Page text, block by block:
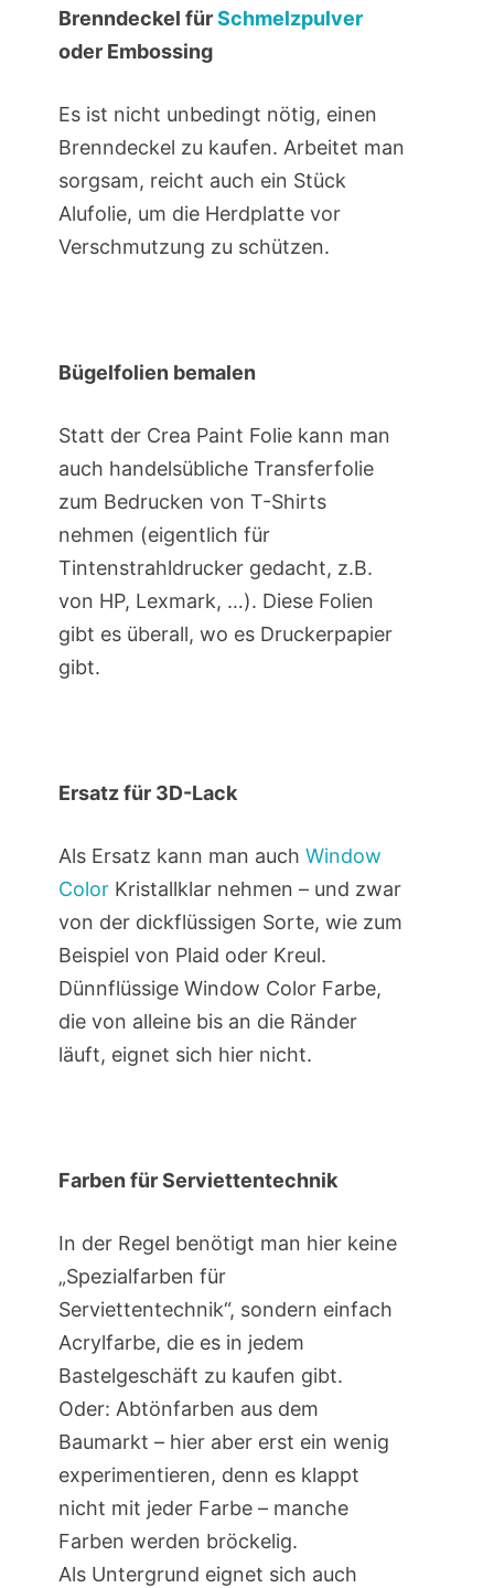
Brenndeckel fürSchmelzpulver
oder Embossing
Es ist nicht unbedingt nötig, einen
Brenndeckel zu kaufen. Arbeitet man
sorgsam, reicht auch ein Stück
Alufolie, um die Herdplatte vor
Verschmutzung zu schützen.
Bügelfolien bemalen
Statt der Crea Paint Folie kann man
auch handelsübliche Transferfolie
zum Bedrucken von T-Shirts
nehmen (eigentlich für
Tintenstrahldrucker gedacht, z.B.
von HP, Lexmark, …). Diese Folien
gibt es überall, wo es Druckerpapier
gibt.
Ersatz für 3D-Lack
Als Ersatz kann man auch Window
ColorKristallklar nehmen – und zwar
von der dickflüssigen Sorte, wie zum
Beispiel von Plaid oder Kreul.
Dünnflüssige Window Color Farbe,
die von alleine bis an die Ränder
läuft, eignet sich hier nicht.
Farben für Serviettentechnik
In der Regel benötigt man hier keine
„Spezialfarben für
Serviettentechnik“, sondern einfach
Acrylfarbe, die es in jedem
Bastelgeschäft zu kaufen gibt.
Oder: Abtönfarben aus dem
Baumarkt – hier aber erst ein wenig
experimentieren, denn es klappt
nicht mit jeder Farbe – manche
Farben werden bröckelig.
Als Untergrund eignet sich auch